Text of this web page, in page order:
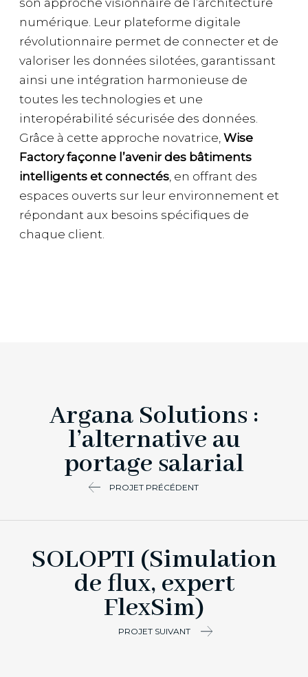
numérique. Leur plateforme digitale
révolutionnaire permet de connecter et de
valoriser les données silotées, garantissant
ainsi une intégration harmonieuse de
toutes les technologies et une
interopérabilité sécurisée des données.
Grâce à cette approche novatrice,Wise
Factory façonne l’avenir des bâtiments
intelligents et connectés , en offrant des
espaces ouverts sur leur environnement et
répondant aux besoins spécifiques de
chaque client.
Argana Solutions :
l’alternative au
portage salarial
PROJET PRÉCÉDENT
SOLOPTI (Simulation
de flux, expert
FlexSim)
PROJET SUIVANT